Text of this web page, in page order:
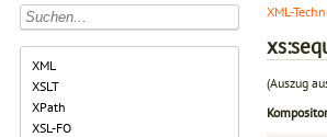
XML
XSLT
XPath
XSL-FO
XML-
(Auszug